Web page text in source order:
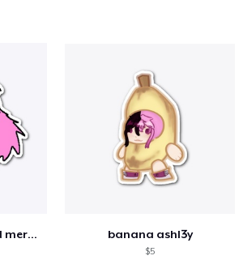
Floating Ashley head merch banana ashl3y
$5